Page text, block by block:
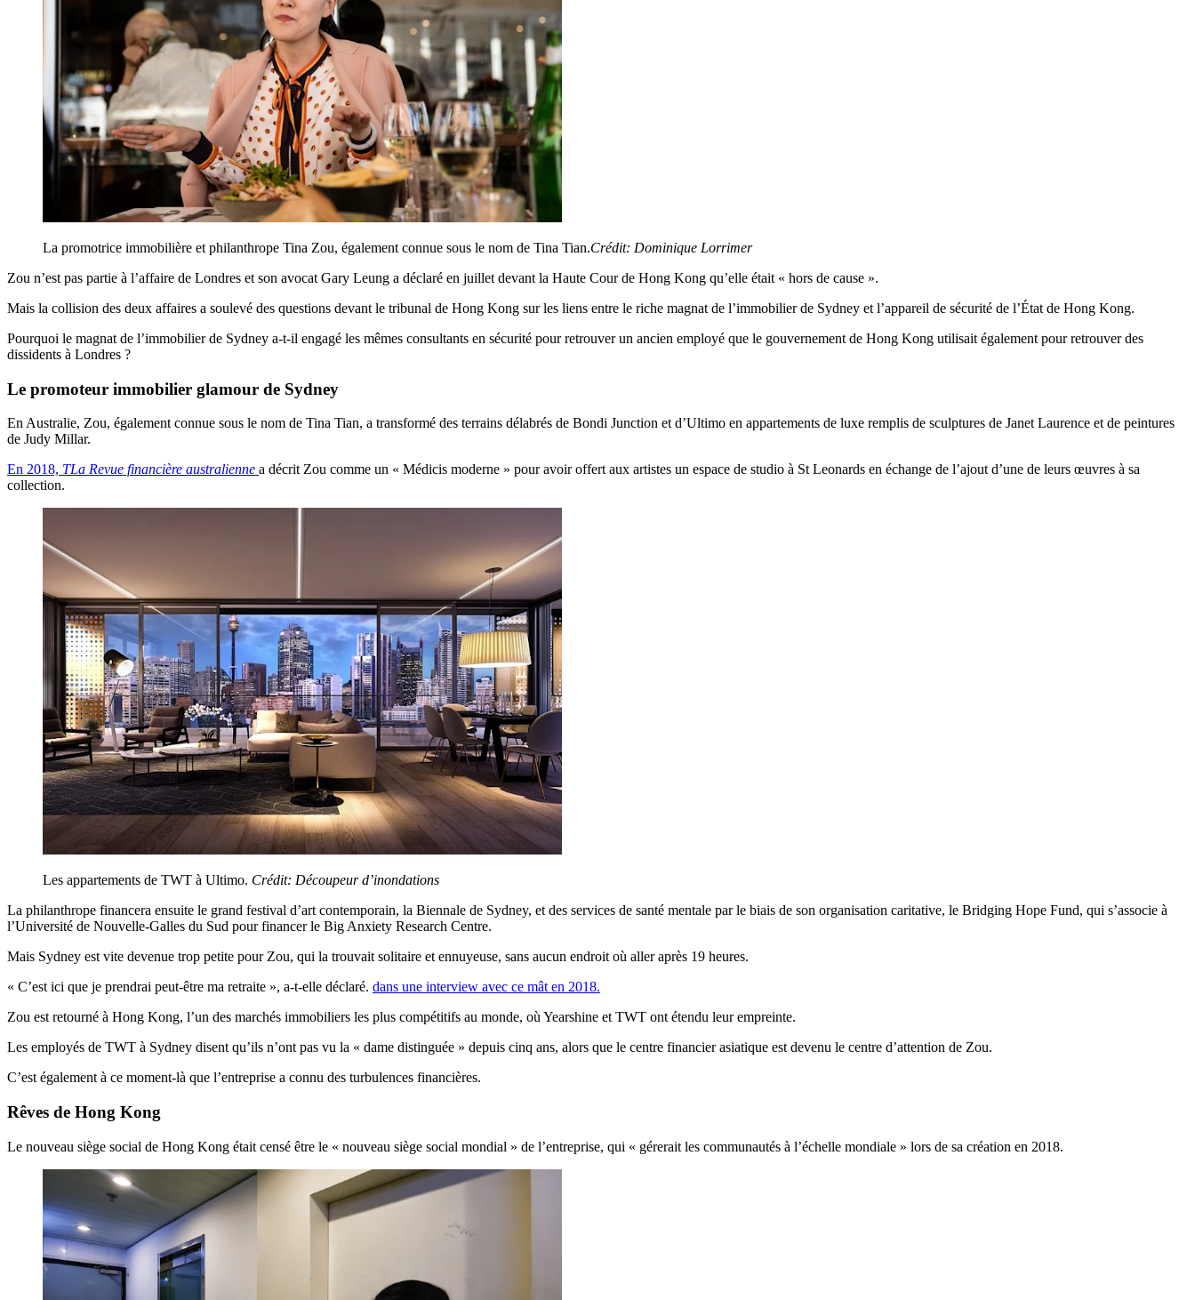
La promotrice immobilière et philanthrope Tina Zou, également connue sous le nom de Tina Tian.Crédit: Dominique Lorrimer
Zou n’est pas partie à l’affaire de Londres et son avocat Gary Leung a déclaré en juillet devant la Haute Cour de Hong Kong qu’elle était « hors de cause ».
Mais la collision des deux affaires a soulevé des questions devant le tribunal de Hong Kong sur les liens entre le riche magnat de l’immobilier de Sydney et l’appareil de sécurité de l’État de Hong Kong.
Pourquoi le magnat de l’immobilier de Sydney a-t-il engagé les mêmes consultants en sécurité pour retrouver un ancien employé que le gouvernement de Hong Kong utilisait également pour retrouver des
dissidents à Londres ?
Le promoteur immobilier glamour de Sydney
En Australie, Zou, également connue sous le nom de Tina Tian, ​​​​a transformé des terrains délabrés de Bondi Junction et d’Ultimo en appartements de luxe remplis de sculptures de Janet Laurence et de peintures
de Judy Millar.
En 2018, TLa Revue financière australienne a décrit Zou comme un « Médicis moderne » pour avoir offert aux artistes un espace de studio à St Leonards en échange de l’ajout d’une de leurs œuvres à sa
collection.
Les appartements de TWT à Ultimo. Crédit: Découpeur d’inondations
La philanthrope financera ensuite le grand festival d’art contemporain, la Biennale de Sydney, et des services de santé mentale par le biais de son organisation caritative, le Bridging Hope Fund, qui s’associe à
l’Université de Nouvelle-Galles du Sud pour financer le Big Anxiety Research Centre.
Mais Sydney est vite devenue trop petite pour Zou, qui la trouvait solitaire et ennuyeuse, sans aucun endroit où aller après 19 heures.
« C’est ici que je prendrai peut-être ma retraite », a-t-elle déclaré. dans une interview avec ce mât en 2018.
Zou est retourné à Hong Kong, l’un des marchés immobiliers les plus compétitifs au monde, où Yearshine et TWT ont étendu leur empreinte.
Les employés de TWT à Sydney disent qu’ils n’ont pas vu la « dame distinguée » depuis cinq ans, alors que le centre financier asiatique est devenu le centre d’attention de Zou.
C’est également à ce moment-là que l’entreprise a connu des turbulences financières.
Rêves de Hong Kong
Le nouveau siège social de Hong Kong était censé être le « nouveau siège social mondial » de l’entreprise, qui « gérerait les communautés à l’échelle mondiale » lors de sa création en 2018.